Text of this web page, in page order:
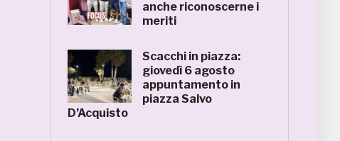
anche riconoscerne i
meriti
Scacchi in piazza:
giovedì 6 agosto
appuntamento in
piazza Salvo
D’Acquisto